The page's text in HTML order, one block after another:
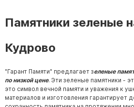
Памятники зеленые
Кудрово
"Гарант Памяти" предлагает зеленые
по низкой цене. Эти зеленые памятники -
это символ вечной памяти и уважения к
материалов и изготовления гарантирует